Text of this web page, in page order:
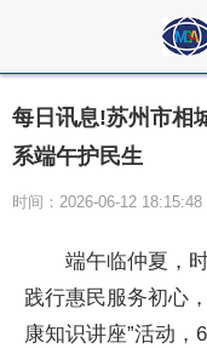
每日讯息!苏州市相
系端午护民生
时间：2026-06-12
端午临仲夏，
践行惠民服务初心
康知识讲座”活动，